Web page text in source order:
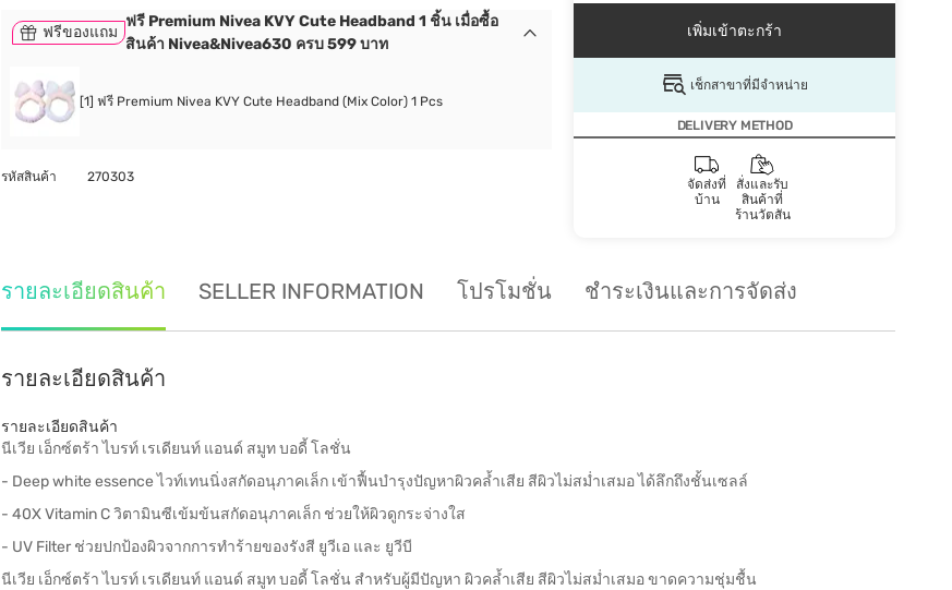
เพิ่มเข้าตะกร้า
เช็กสาขาที่มีจำหน่าย
DELIVERY METHOD
จัดส่งที่
บ้าน
สั่งและรับ
สินค้าที่
ร้านวัตสัน
ฟรีของแถม
ฟรี Premium Nivea KVY Cute Headband 1 ชิ้น เมื่อซื้อ
สินค้า Nivea&Nivea630 ครบ 599 บาท
[1] ฟรี Premium Nivea KVY Cute Headband (Mix Color) 1 Pcs
รหัสสินค้า 270303
รายละเอียดสินค้า SELLER INFORMATION โปรโมชั่น ชำระเงินและการจัดส่ง
รายละเอียดสินค้า
รายละเอียดสินค้า
นีเวีย เอ็กซ์ตร้า ไบรท์ เรเดียนท์ แอนด์ สมูท บอดี้ โลชั่น
- Deep white essence ไวท์เทนนิ่งสกัดอนุภาคเล็ก เข้าฟื้นบำรุงปัญหาผิวคล้ำเสีย สีผิวไม่สม่ำเสมอ ได้ลึกถึงชั้นเซลล์
- 40X Vitamin C วิตามินซีเข้มข้นสกัดอนุภาคเล็ก ช่วยให้ผิวดูกระจ่างใส
- UV Filter ช่วยปกป้องผิวจากการทำร้ายของรังสี ยูวีเอ และ ยูวีบี
นีเวีย เอ็กซ์ตร้า ไบรท์ เรเดียนท์ แอนด์ สมูท บอดี้ โลชั่น สำหรับผู้มีปัญหา ผิวคล้ำเสีย สีผิวไม่สม่ำเสมอ ขาดความชุ่มชื้น